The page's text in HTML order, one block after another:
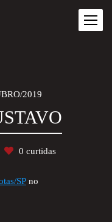
2019
0 curtidas
SP no